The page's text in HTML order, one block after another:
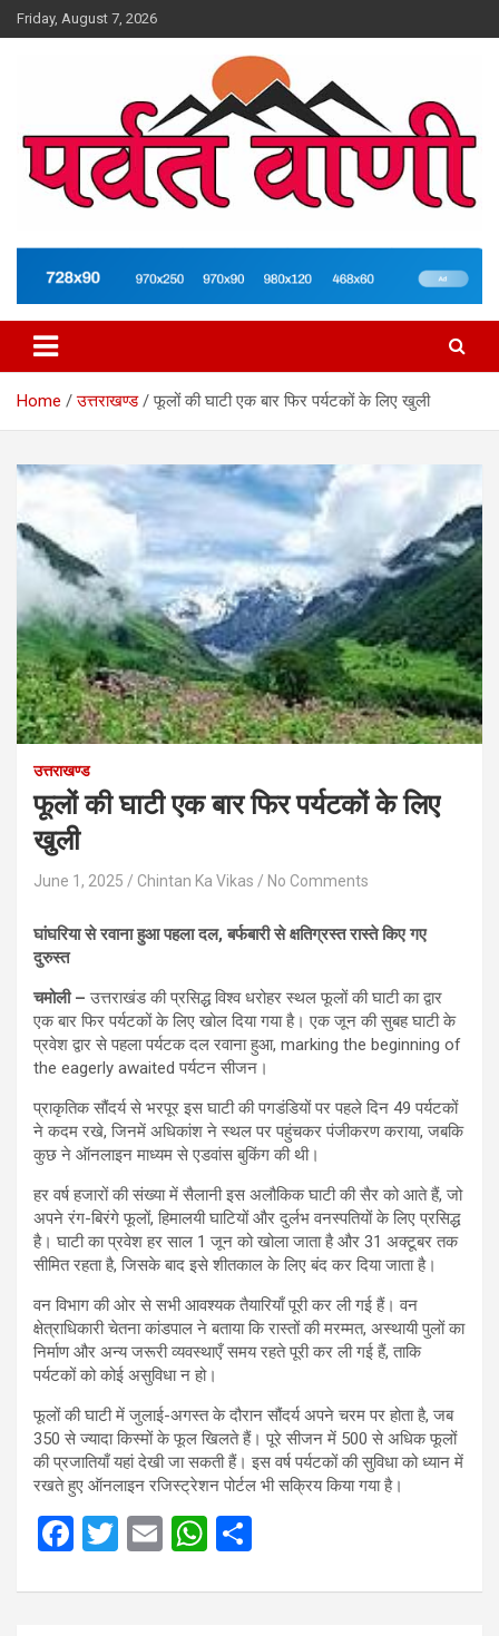
Skip
to
Friday, August 7, 2026
Parvatvani.com
Home उत्तराखण्ड फूलों की घाटी एक बार फिर पर्यटकों के लिए खुली
उत्तराखण्ड
फूलों की घाटी एक बार फिर पर्यटकों के लिए
खुली
June 1, 2025 Chintan Ka Vikas No Comments
घांघरिया से रवाना हुआ पहला दल, बर्फबारी से क्षतिग्रस्त रास्ते किए गए
दुरुस्त
चमोली – उत्तराखंड की प्रसिद्ध विश्व धरोहर स्थल फूलों की घाटी का द्वार
एक बार फिर पर्यटकों के लिए खोल दिया गया है। एक जून की सुबह घाटी के
प्रवेश द्वार से पहला पर्यटक दल रवाना हुआ, marking the beginning of
the eagerly awaited पर्यटन सीजन।
प्राकृतिक सौंदर्य से भरपूर इस घाटी की पगडंडियों पर पहले दिन 49 पर्यटकों
ने कदम रखे, जिनमें अधिकांश ने स्थल पर पहुंचकर पंजीकरण कराया, जबकि
कुछ ने ऑनलाइन माध्यम से एडवांस बुकिंग की थी।
हर वर्ष हजारों की संख्या में सैलानी इस अलौकिक घाटी की सैर को आते हैं, जो
अपने रंग-बिरंगे फूलों, हिमालयी घाटियों और दुर्लभ वनस्पतियों के लिए प्रसिद्ध
है। घाटी का प्रवेश हर साल 1 जून को खोला जाता है और 31 अक्टूबर तक
सीमित रहता है, जिसके बाद इसे शीतकाल के लिए बंद कर दिया जाता है।
वन विभाग की ओर से सभी आवश्यक तैयारियाँ पूरी कर ली गई हैं। वन
क्षेत्राधिकारी चेतना कांडपाल ने बताया कि रास्तों की मरम्मत, अस्थायी पुलों का
निर्माण और अन्य जरूरी व्यवस्थाएँ समय रहते पूरी कर ली गई हैं, ताकि
पर्यटकों को कोई असुविधा न हो।
फूलों की घाटी में जुलाई-अगस्त के दौरान सौंदर्य अपने चरम पर होता है, जब
350 से ज्यादा किस्मों के फूल खिलते हैं। पूरे सीजन में 500 से अधिक फूलों
की प्रजातियाँ यहां देखी जा सकती हैं। इस वर्ष पर्यटकों की सुविधा को ध्यान में
रखते हुए ऑनलाइन रजिस्ट्रेशन पोर्टल भी सक्रिय किया गया है।
F
ce
T
tt
E
ail
W
at ar